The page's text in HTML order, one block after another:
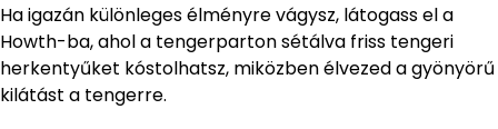
Ha igazán különleges élményre vágysz, látogass el a
Howth-ba, ahol a tengerparton sétálva friss tengeri
herkentyűket kóstolhatsz, miközben élvezed a gyönyörű
kilátást a tengerre.